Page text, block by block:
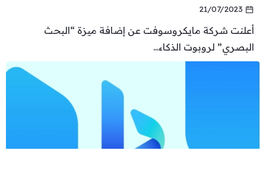
21/07/2023
أعلنت شركة مايكروسوفت عن إضافة ميزة “البحث
البصري” لروبوت الذكاء...